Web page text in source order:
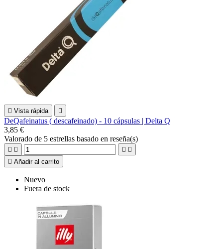
 Vista rápida 
DeQafeinatus ( descafeinado) - 10 cápsulas | Delta Q
3,85 €
Valorado de 5 estrellas basado en reseña(s)
   
 Añadir al carrito
Nuevo
Fuera de stock